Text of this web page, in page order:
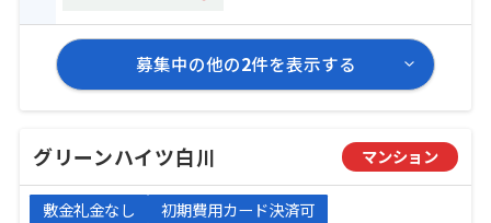
募集中の他の2件を表示する
グリーンハイツ白川 マンション
敷金礼金なし 初期費用カード決済可